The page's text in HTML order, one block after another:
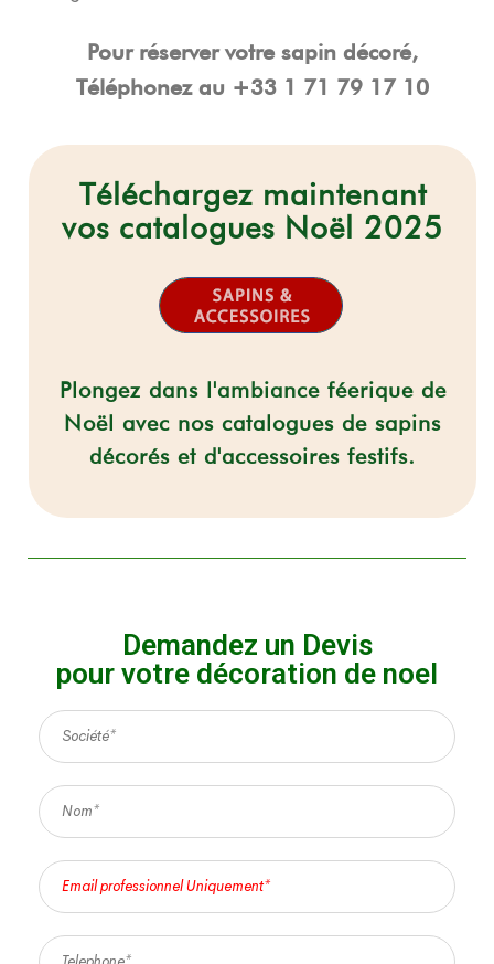
Pour réserver votre sapin décoré,
Téléphonez au +33 1 71 79 17 10
Téléchargez maintenant
vos catalogues Noël 2025
Plongez dans l'ambiance féerique de
Noël avec nos catalogues de sapins
décorés et d'accessoires festifs.
Demandez un Devis
pour votre décoration de noel